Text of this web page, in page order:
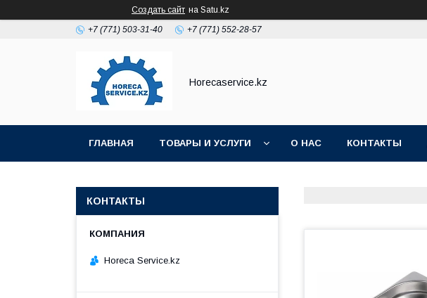
Создать сайт на Satu.kz
+7 (771) 503-31-40 +7 (771) 552-28-57
Horecaservice.kz
ГЛАВНАЯ ТОВАРЫ И УСЛУГИ О НАС КОНТАКТЫ
КОНТАКТЫ
Horeca Service.kz